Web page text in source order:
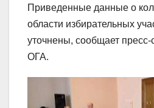
Приведенные данные о
области избирательных
уточнены, сообщает
ОГА.